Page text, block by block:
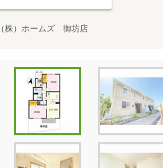
（株）ホームズ 御坊店